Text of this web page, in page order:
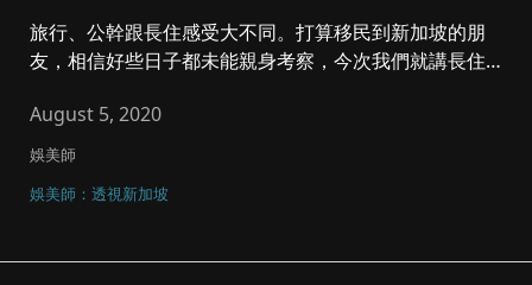
旅行、公幹跟長住感受大不同。打算移民到新加坡的朋
友，相信好些日子都未能親身考察，今次我們就講長住新
August 5, 2020
娛美師
娛美師：透視新加坡